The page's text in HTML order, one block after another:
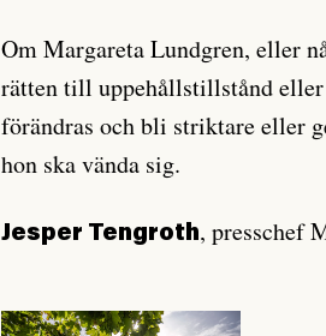
Om Margareta Lundgren, eller
rätten till uppehållstillstånd
förändras och bli striktare eller
hon ska vända sig.
Jesper Tengroth, presschef